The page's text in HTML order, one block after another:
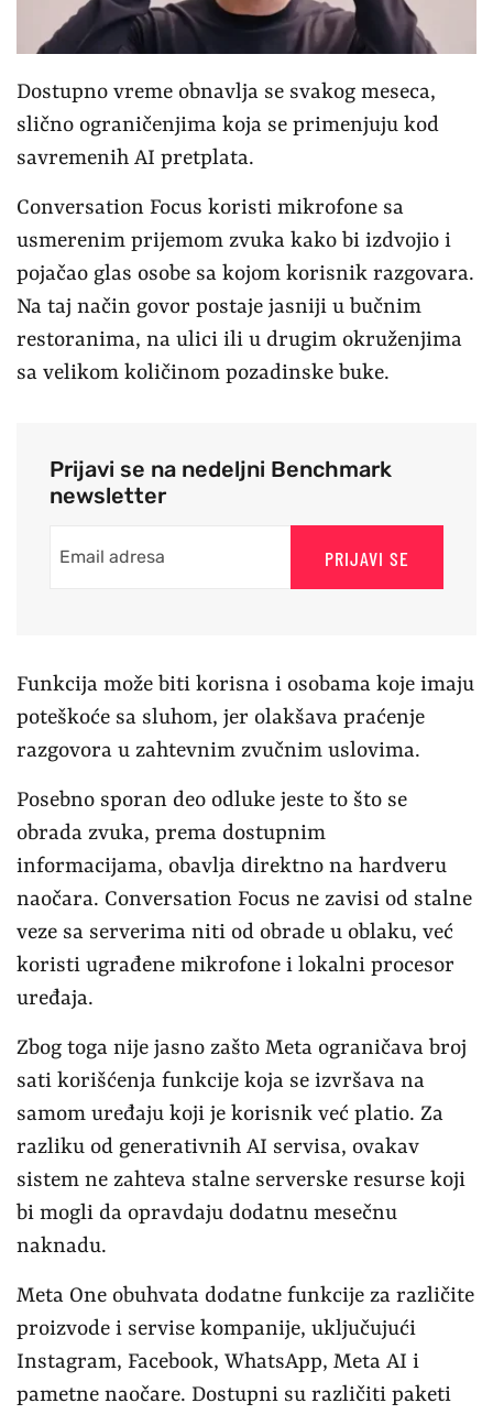
Dostupno vreme obnavlja se svakog meseca,
slično ograničenjima koja se primenjuju kod
savremenih AI pretplata.
Conversation Focus koristi mikrofone sa
usmerenim prijemom zvuka kako bi izdvojio i
pojačao glas osobe sa kojom korisnik razgovara.
Na taj način govor postaje jasniji u bučnim
restoranima, na ulici ili u drugim okruženjima
sa velikom količinom pozadinske buke.
Prijavi se na nedeljni Benchmark
newsletter
PRIJAVI SE
Funkcija može biti korisna i osobama koje imaju
poteškoće sa sluhom, jer olakšava praćenje
razgovora u zahtevnim zvučnim uslovima.
Posebno sporan deo odluke jeste to što se
obrada zvuka, prema dostupnim
informacijama, obavlja direktno na hardveru
naočara. Conversation Focus ne zavisi od stalne
veze sa serverima niti od obrade u oblaku, već
koristi ugrađene mikrofone i lokalni procesor
uređaja.
Zbog toga nije jasno zašto Meta ograničava broj
sati korišćenja funkcije koja se izvršava na
samom uređaju koji je korisnik već platio. Za
razliku od generativnih AI servisa, ovakav
sistem ne zahteva stalne serverske resurse koji
bi mogli da opravdaju dodatnu mesečnu
naknadu.
Meta One obuhvata dodatne funkcije za različite
proizvode i servise kompanije, uključujući
Instagram, Facebook, WhatsApp, Meta AI i
pametne naočare. Dostupni su različiti paketi